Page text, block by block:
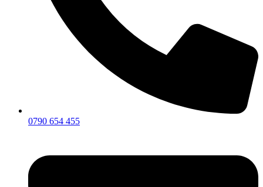
0790 654 455